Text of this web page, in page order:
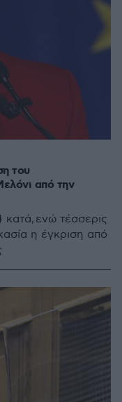
του
από την
ενώ τέσσερις
η έγκριση από